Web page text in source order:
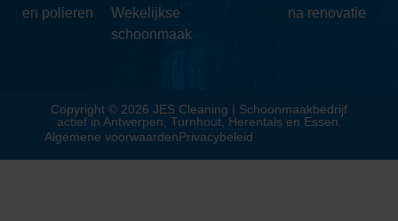
en polieren
Wekelijkse
schoonmaak
na renovatie
Copyright © 2026 JES Cleaning | Schoonmaakbedrijf
actief in Antwerpen Turnhout, Herentals en Essen
Algemene voorwaardenPrivacybeleid